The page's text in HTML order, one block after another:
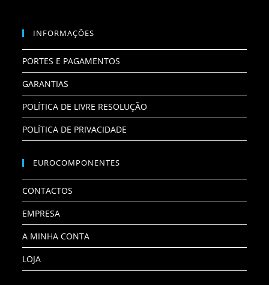
INFORMAÇÕES
PORTES E PAGAMENTOS
GARANTIAS
POLÍTICA DE LIVRE RESOLUÇÃO
POLÍTICA DE PRIVACIDADE
EUROCOMPONENTES
CONTACTOS
EMPRESA
A MINHA CONTA
LOJA